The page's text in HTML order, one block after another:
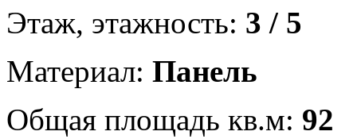
Этаж, этажность: 3 / 5
Материал: Панель
Общая площадь кв.м: 92